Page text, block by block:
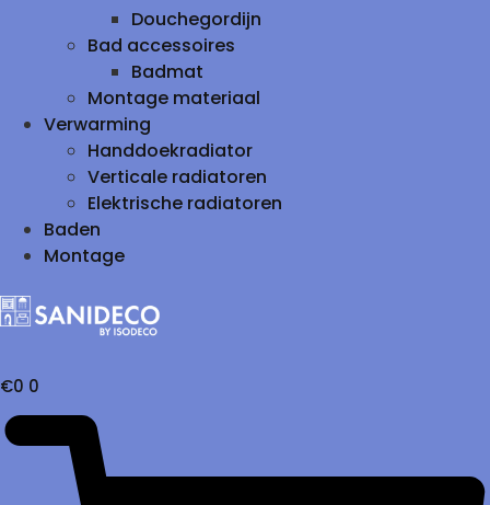
Douchegordijn
Bad accessoires
Badmat
Montage materiaal
Verwarming
Handdoekradiator
Verticale radiatoren
Elektrische radiatoren
Baden
Montage
€0 0